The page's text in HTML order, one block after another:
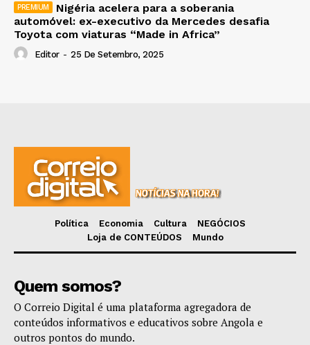
Nigéria acelera para a soberania
automóvel: ex-executivo da Mercedes desafia
Toyota com viaturas “Made in Africa”
Editor - 25 De Setembro, 2025
Política Economia Cultura
NEGÓCIOS
Loja de CONTEÚDOS
Mundo
Quem somos?
O Correio Digital é uma plataforma agregadora de
conteúdos informativos e educativos sobre Angola e
outros pontos do mundo.